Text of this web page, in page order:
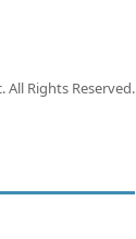
Rights Reserved.